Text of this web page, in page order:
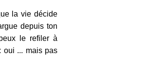
la vie décide
depuis ton
le refiler à
oui ... mais pas